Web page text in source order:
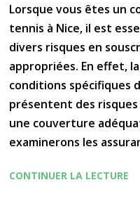
Lorsque vous êtes un
tennis à Nice, il est
divers risques en
appropriées. En effet,
conditions spécifiques
présentent des
une couverture
examinerons les
CONTINUER LA LECTURE